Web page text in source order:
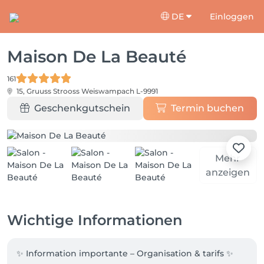
DE Einloggen
Maison De La Beauté
161
15, Gruuss Strooss Weiswampach L-9991
Geschenkgutschein Termin buchen
Mehr
anzeigen
Wichtige Informationen
✨ Information importante – Organisation & tarifs ✨